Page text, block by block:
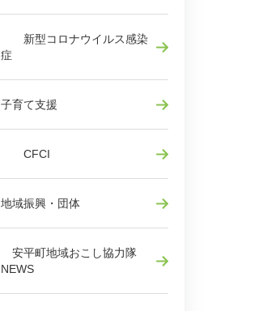
新型コロナウイルス感染
症
子育て支援
CFCI
地域振興・団体
安平町地域おこし協力隊
NEWS